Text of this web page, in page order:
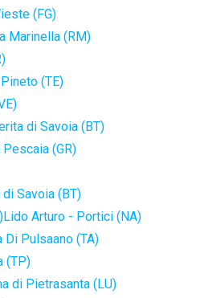
(FG)
Marinella (RM)
(TE)
di Savoia (BT)
(GR)
Savoia (BT)
Lido Arturo - Portici (NA)
Di Pulsaano (TA)
(TP)
di Pietrasanta (LU)